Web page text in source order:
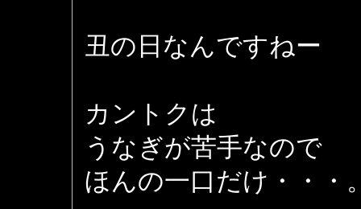
丑の日なんですねー
カントクは
うなぎが苦手なので
ほんの一口だけ・・・